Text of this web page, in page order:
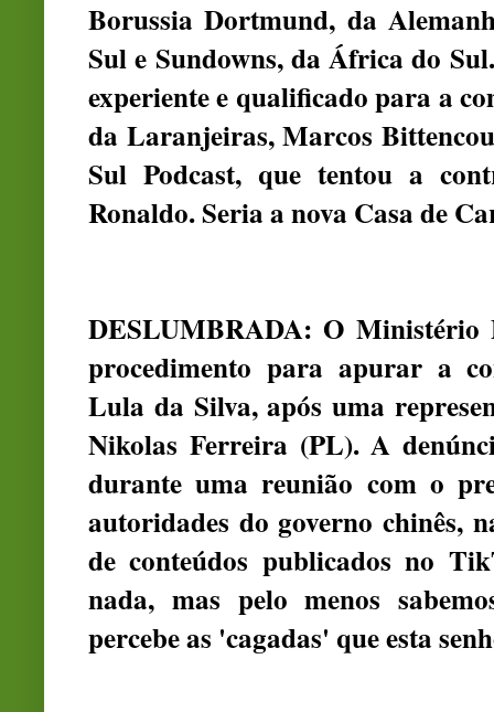
Borussia Dortmund, da
Sul e Sundowns, da África do
experiente e qualificado para a
da Laranjeiras, Marcos
Sul Podcast, que tentou a
Ronaldo. Seria a nova Casa de
DESLUMBRADA: O Ministério
procedimento para apurar a
Lula da Silva, após uma
Nikolas Ferreira (PL). A
durante uma reunião com o
autoridades do governo chinês,
de conteúdos publicados no
nada, mas pelo menos
percebe as 'cagadas' que esta